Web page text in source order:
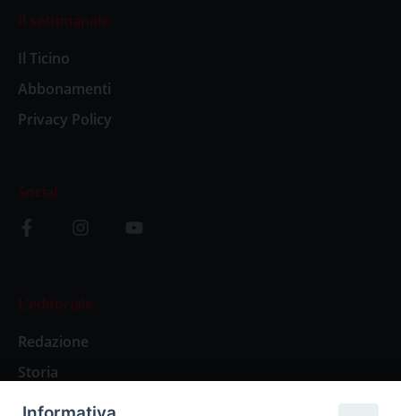
Il settimanale
Il Ticino
Abbonamenti
Privacy Policy
Social
L’editoriale
Redazione
Storia